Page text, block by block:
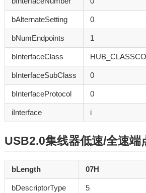
bAlternateSetting 0
bNumEndpoints 1
bInterfaceClass
bInterfaceSubClass 0
bInterfaceProtocol 0
iInterface i
USB2.0集线器低速/全速端
bLength 07H
bDescriptorType 5